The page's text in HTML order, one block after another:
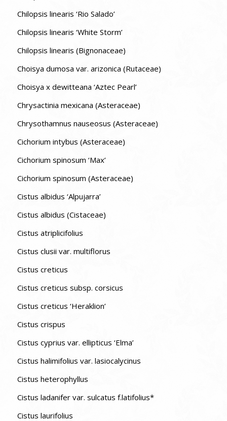
Chilopsis linearis ‘Rio Salado’
Chilopsis linearis ‘White Storm’
Chilopsis linearis (Bignonaceae)
Choisya dumosa var. arizonica (Rutaceae)
Choisya x dewitteana ‘Aztec Pearl’
Chrysactinia mexicana (Asteraceae)
Chrysothamnus nauseosus (Asteraceae)
Cichorium intybus (Asteraceae)
Cichorium spinosum ‘Max’
Cichorium spinosum (Asteraceae)
Cistus albidus ‘Alpujarra’
Cistus albidus (Cistaceae)
Cistus atriplicifolius
Cistus clusii var. multiflorus
Cistus creticus
Cistus creticus subsp. corsicus
Cistus creticus ‘Heraklion’
Cistus crispus
Cistus cyprius var. ellipticus ‘Elma’
Cistus halimifolius var. lasiocalycinus
Cistus heterophyllus
Cistus ladanifer var. sulcatus f.latifolius*
Cistus laurifolius